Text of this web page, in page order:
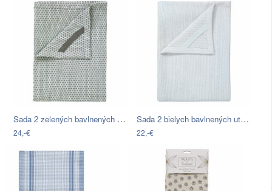
Sada 2 zelených bavlnených utierok na…
24,-€
Sada 2 bielych bavlnených utierok na…
22,-€